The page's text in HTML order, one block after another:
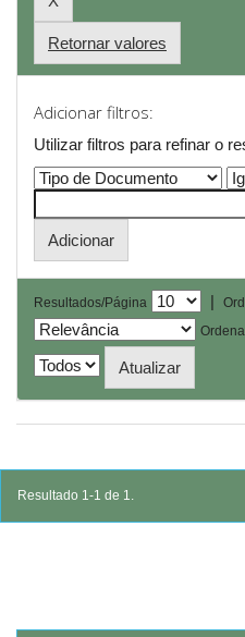
Retornar valores
Adicionar filtros:
Utilizar filtros para refinar o
Resultados/Página |
Resultado 1-1 de 1.